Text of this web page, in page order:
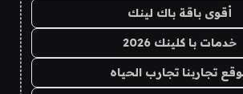
أقوى باقة باك لينك
خدمات با كلينك 2026
تجاربنا تجارب الحياه